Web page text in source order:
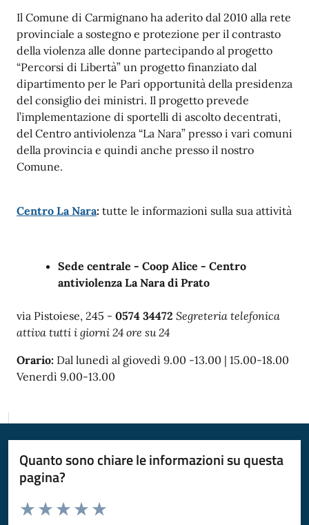
Il Comune di Carmignano ha aderito dal 2010 alla rete
provinciale a sostegno e protezione per il contrasto
della violenza alle donne partecipando al progetto
“Percorsi di Libertà” un progetto finanziato dal
dipartimento per le Pari opportunità della presidenza
del consiglio dei ministri. Il progetto prevede
l’implementazione di sportelli di ascolto decentrati,
del Centro antiviolenza “La Nara” presso i vari comuni
della provincia e quindi anche presso il nostro
Comune.
Centro La Nara: tutte le informazioni sulla sua attività
Sede centrale - Coop Alice - Centro
antiviolenza La Nara di Prato
via Pistoiese, 245 - 0574 34472 Segreteria telefonica
attiva tutti i giorni 24 ore su 24
Orario: Dal lunedì al giovedì 9.00 -13.00 | 15.00-18.00
Venerdì 9.00-13.00
Quanto sono chiare le informazioni su questa
pagina?
Valuta da 1 a 5 stelle la pagina